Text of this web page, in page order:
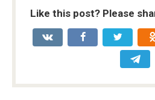
Like this post? Please